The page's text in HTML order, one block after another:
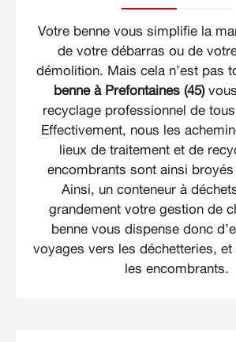
Votre benne vous simplifie la
de votre débarras ou de
démolition. Mais cela n’est pas
benne à Prefontaines (45)
recyclage professionnel de
Effectivement, nous les
lieux de traitement et de
encombrants sont ainsi
Ainsi, un conteneur à
grandement votre gestion de
benne vous dispense donc
voyages vers les déchetteries,
les encombrants.